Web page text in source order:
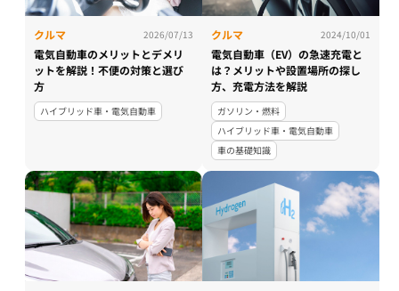
クルマ 2026/07/13
電気自動車のメリットとデメリ
ットを解説！不便の対策と選び
方
ハイブリッド車・電気自動車
クルマ 2024/10/01
電気自動車（EV）の急速充電と
は？メリットや設置場所の探し
方、充電方法を解説
ガソリン・燃料
ハイブリッド車・電気自動車
車の基礎知識